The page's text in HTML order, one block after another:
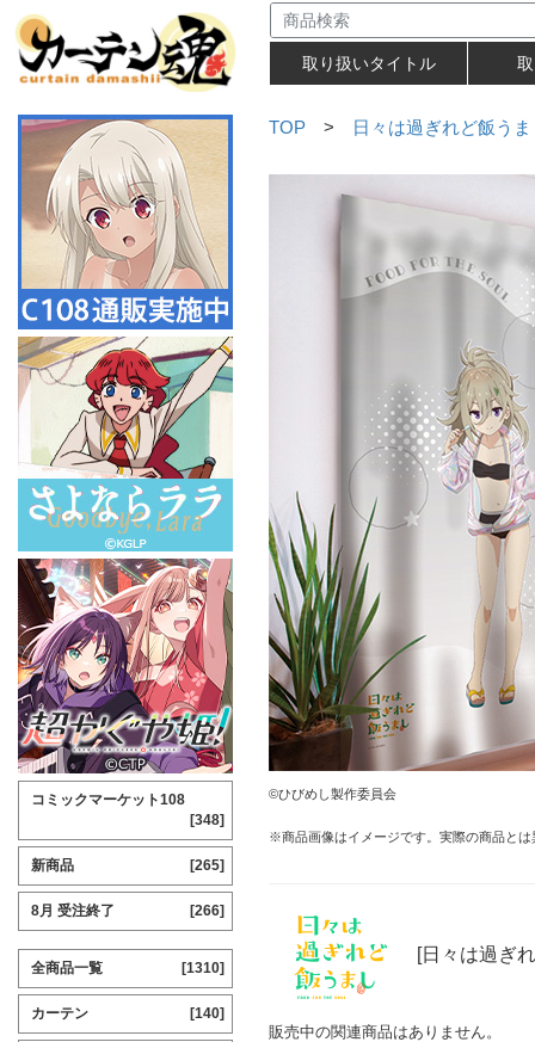
取り扱いタイトル
TOP > 日々は過ぎれど飯うま
©ひびめし製作委員会
※商品画像はイメージです。実際の商品と
[日々は過ぎ
販売中の関連商品はありません。
コミックマーケット108
[348]
新商品 [265]
8月 受注終了 [266]
全商品一覧 [1310]
カーテン [140]